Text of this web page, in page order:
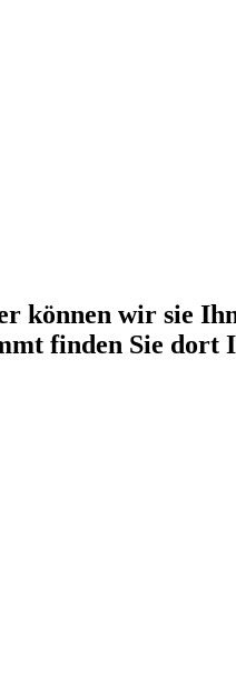
können wir sie
finden Sie